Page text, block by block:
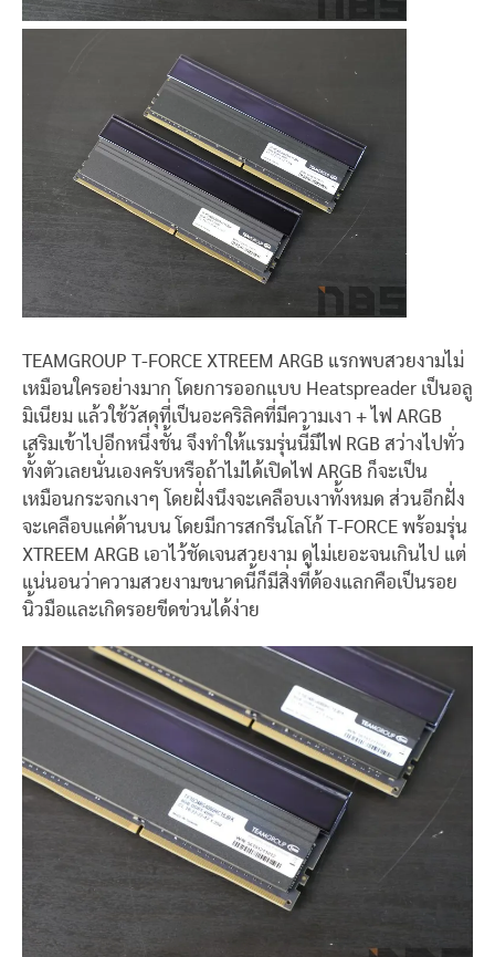
TEAMGROUP T-FORCE XTREEM ARGB แรกพบสวยงามไม่
เหมือนใครอย่างมาก โดยการออกแบบ Heatspreader เป็นอลู
มิเนียม แล้วใช้วัสดุที่เป็นอะคริลิคที่มีความเงา + ไฟ ARGB
เสริมเข้าไปอีกหนึ่งชั้น จึงทำให้แรมรุ่นนี้มีไฟ RGB สว่างไปทั่ว
ทั้งตัวเลยนั่นเองครับหรือถ้าไม่ได้เปิดไฟ ARGB ก็จะเป็น
เหมือนกระจกเงาๆ โดยฝั่งนึงจะเคลือบเงาทั้งหมด ส่วนอีกฝั่ง
จะเคลือบแค่ด้านบน โดยมีการสกรีนโลโก้ T-FORCE พร้อมรุ่น
XTREEM ARGB เอาไว้ชัดเจนสวยงาม ดูไม่เยอะจนเกินไป แต่
แน่นอนว่าความสวยงามขนาดนี้ก็มีสิ่งที่ต้องแลกคือเป็นรอย
นิ้วมือและเกิดรอยขีดข่วนได้ง่าย